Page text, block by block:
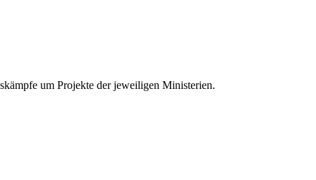
um Projekte der jeweiligen Ministerien.